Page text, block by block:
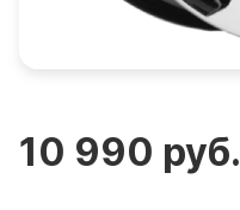
10 990 руб.